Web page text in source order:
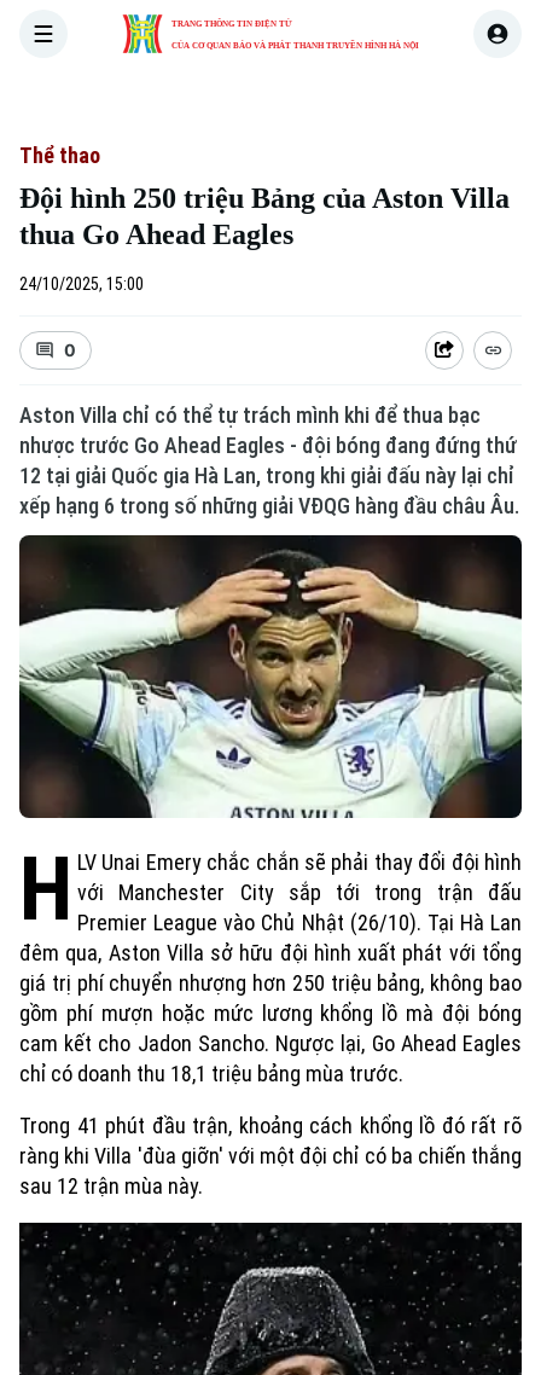
TRANG THÔNG TIN ĐIỆN TỬ
CỦA CƠ QUAN BÁO VÀ PHÁT THANH TRUYỀN HÌNH HÀ NỘI
Xu hướng
Thể thao
Đội hình 250 triệu Bảng của Aston Villa
thua Go Ahead Eagles
24/10/2025, 15:00
0
Aston Villa chỉ có thể tự trách mình khi để thua bạc
nhược trước Go Ahead Eagles - đội bóng đang đứng thứ
12 tại giải Quốc gia Hà Lan, trong khi giải đấu này lại chỉ
xếp hạng 6 trong số những giải VĐQG hàng đầu châu Âu.
H LV Unai Emery chắc chắn sẽ phải thay đổi đội hình
với Manchester City sắp tới trong trận đấu
Premier League vào Chủ Nhật (26/10). Tại Hà Lan
đêm qua, Aston Villa sở hữu đội hình xuất phát với tổng
giá trị phí chuyển nhượng hơn 250 triệu bảng, không bao
gồm phí mượn hoặc mức lương khổng lồ mà đội bóng
cam kết cho Jadon Sancho. Ngược lại, Go Ahead Eagles
chỉ có doanh thu 18,1 triệu bảng mùa trước.
Trong 41 phút đầu trận, khoảng cách khổng lồ đó rất rõ
ràng khi Villa 'đùa giỡn' với một đội chỉ có ba chiến thắng
sau 12 trận mùa này.